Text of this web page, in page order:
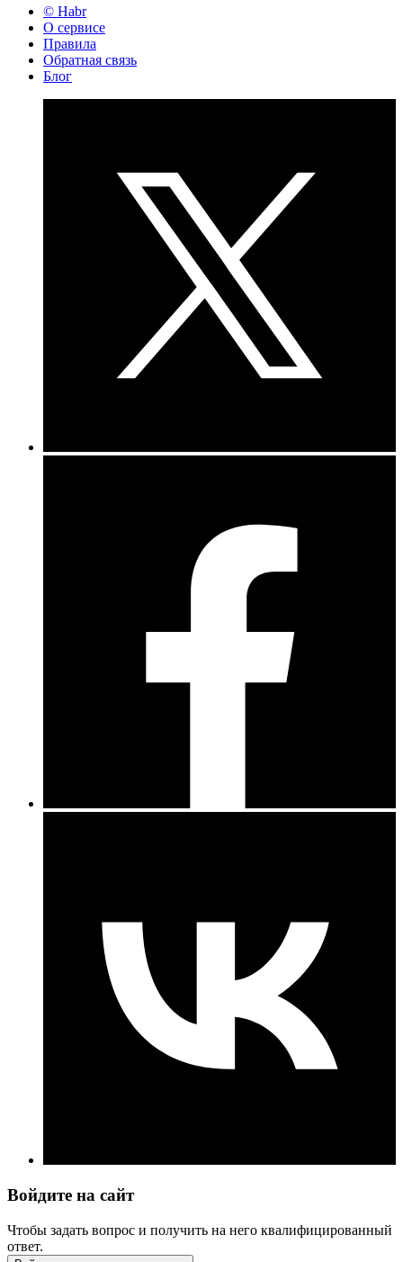
© Habr
О сервисе
Правила
Обратная связь
Блог
Войдите на сайт
Чтобы задать вопрос и получить на него квалифицированный
ответ.